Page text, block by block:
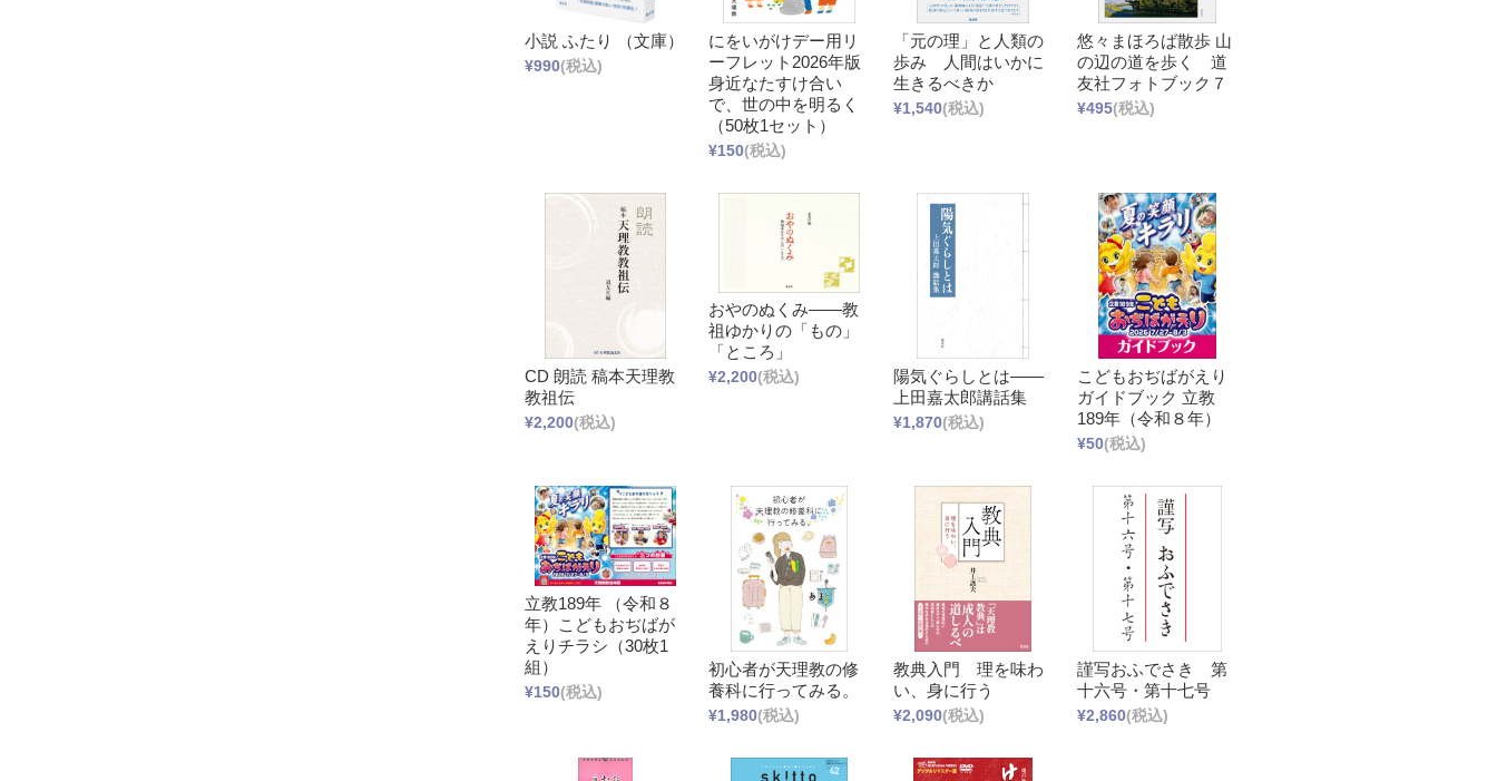
小説 ふたり （文庫）
¥990(税込)
にをいがけデー用リ
ーフレット2026年版
身近なたすけ合い
で、世の中を明るく
（50枚1セット）
¥150(税込)
「元の理」と人類の
歩み 人間はいかに
生きるべきか
¥1,540(税込)
悠々まほろば散歩 山
の辺の道を歩く 道
友社フォトブック７
¥495(税込)
CD 朗読 稿本天理教
教祖伝
¥2,200(税込)
おやのぬくみ――教
祖ゆかりの「もの」
「ところ」
¥2,200(税込)
陽気ぐらしとは――
上田嘉太郎講話集
¥1,870(税込)
こどもおぢばがえり
ガイドブック 立教
189年（令和８年）
¥50(税込)
立教189年 （令和８
年）こどもおぢばが
えりチラシ（30枚1
組）
¥150(税込)
初心者が天理教の修
養科に行ってみる。
¥1,980(税込)
教典入門 理を味わ
い、身に行う
¥2,090(税込)
謹写おふでさき 第
十六号・第十七号
¥2,860(税込)